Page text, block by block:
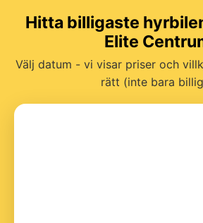
Hitta billigaste
Elite
Välj datum - vi visar priser och
rätt (inte bara